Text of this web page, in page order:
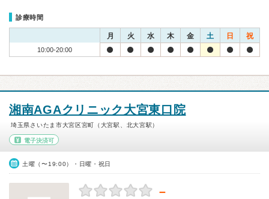
診療時間
月 火 水 木 金 土 日 祝
10:00-20:00
湘南AGAクリニック大宮東口院
埼玉県さいたま市大宮区宮町（大宮駅、北大宮駅）
電子決済可
土曜（〜19:00）・日曜・祝日
－